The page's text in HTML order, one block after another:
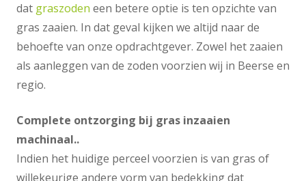
dat graszoden een betere optie is ten opzichte van
gras zaaien. In dat geval kijken we altijd naar de
behoefte van onze opdrachtgever. Zowel het zaaien
als aanleggen van de zoden voorzien wij in Beerse en
regio.
Complete ontzorging bij gras inzaaien
machinaal..
Indien het huidige perceel voorzien is van gras of
willekeurige andere vorm van bedekking dat